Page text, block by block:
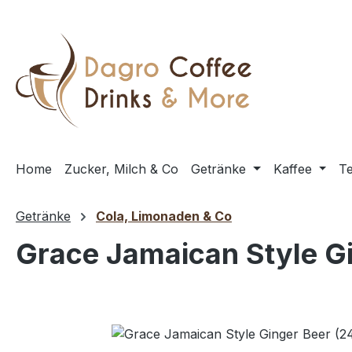
Home Zucker, Milch & Co Getränke Kaffee
Getränke Cola, Limonaden & Co
Grace Jamaican Style
Bildergalerie überspringen